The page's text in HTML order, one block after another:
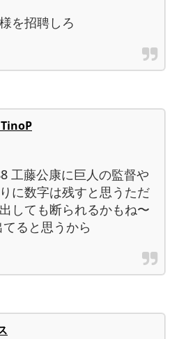
を招聘しろ
工藤公康に巨人の監督や
に数字は残すと思うただ
しても断られるかもね〜
ると思うから